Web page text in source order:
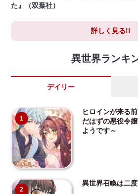
た』（双葉社）
詳しく見る!!
異世界ランキ
デイリー
1
ヒロインが来る
だはずの悪役令
ようです～
2
異世界召喚は二